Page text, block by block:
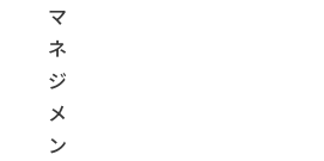
マ
ネ
ジ
メ
ン